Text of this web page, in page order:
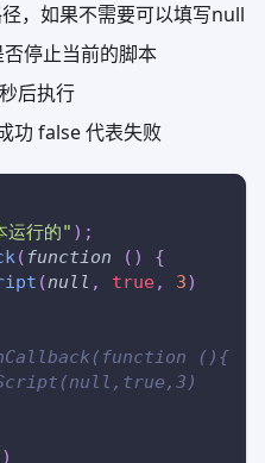
，如果不需要可以填写null
停止当前的脚本
后执行
功 false 代表失败
运行的" ) ;
( function ( )
{
(null , true, 3)
(){
)